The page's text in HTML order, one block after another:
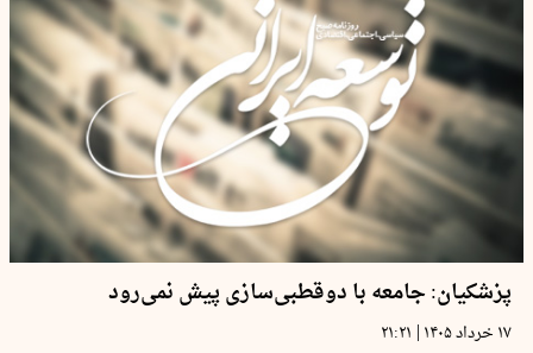
پزشکیان: جامعه با دوقطبی‌سازی پیش نمی‌رود
۱۷ خرداد ۱۴۰۵ | ۲۱:۲۱